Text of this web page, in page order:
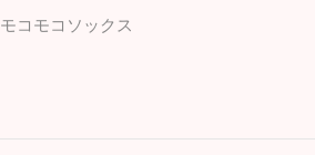
モコモコソックス